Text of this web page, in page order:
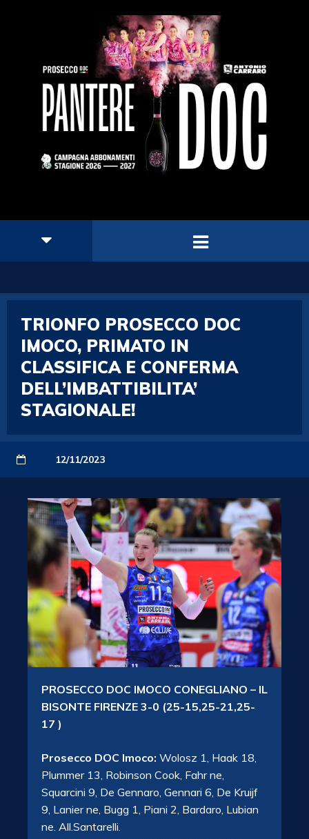
TRIONFO PROSECCO DOC
IMOCO, PRIMATO IN
CLASSIFICA E CONFERMA
DELL’IMBATTIBILITA’
STAGIONALE!
12/11/2023
PROSECCO DOC IMOCO CONEGLIANO – IL
BISONTE FIRENZE 3-0 (25-15,25-21,25-
17 )
Prosecco DOC Imoco: Wolosz 1, Haak 18,
Plummer 13, Robinson Cook, Fahr ne,
Squarcini 9, De Gennaro, Gennari 6, De Kruijf
9, Lanier ne, Bugg 1, Piani 2, Bardaro, Lubian
ne. All.Santarelli.